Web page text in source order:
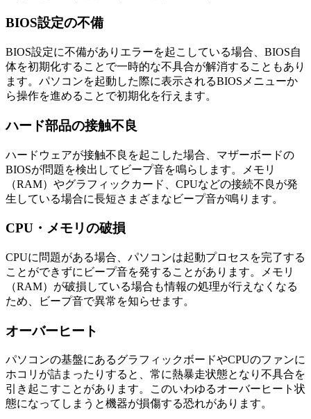
BIOS設定の不備
BIOS設定に不備がありエラーを起こしている場合、BIOS自
体を初期化することで一時的な不具合が解消することもあり
ます。パソコンを起動した際に表示されるBIOSメニューか
ら操作を進めることで初期化を行えます。
ハード部品の接触不良
ハードウェアが接触不良を起こした場合、マザーボードの
BIOSが問題を検出してビープ音を鳴らします。メモリ
（RAM）やグラフィックカード、CPUなどの接続不良が発
生している場合に長短さまざまなビープ音が鳴ります。
CPU・メモリの破損
CPUに問題がある場合、パソコンは起動プロセスを完了する
ことができずにビープ音を発することがあります。メモリ
（RAM）が破損している場合も情報の処理が行えなくなる
ため、ビープ音で異常を知らせます。
オーバーヒート
パソコンの基盤にあるグラフィックボードやCPUのファンに
ホコリが詰まったりすると、常に熱暴走状態となり不具合を
引き起こすことがあります。このいわゆるオーバーヒート状
態になってしまうと機器が損傷する恐れがあります。